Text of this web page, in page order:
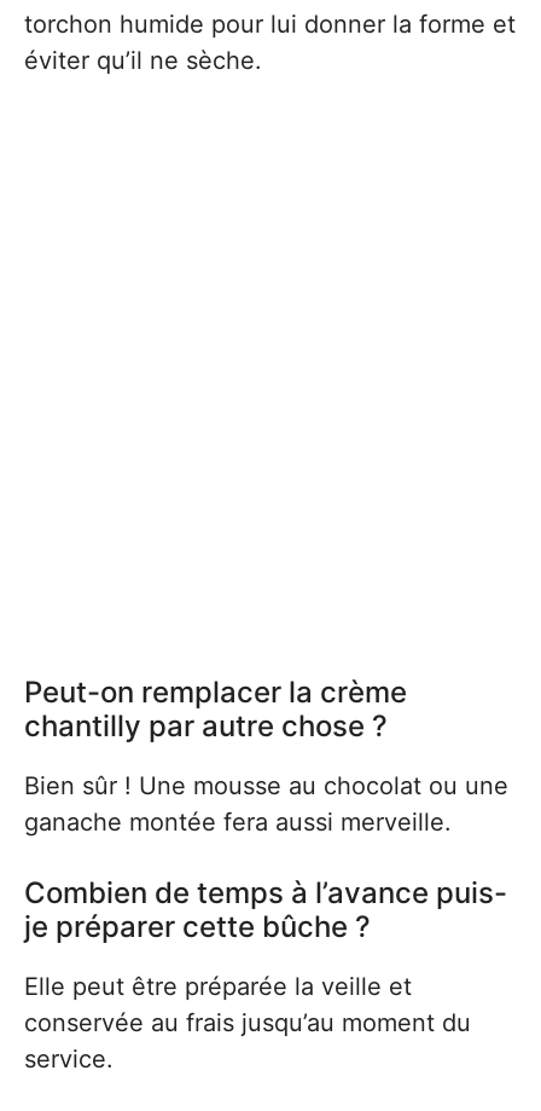
torchon humide pour lui donner la forme et
éviter qu’il ne sèche.
Peut-on remplacer la crème
chantilly par autre chose ?
Bien sûr ! Une mousse au chocolat ou une
ganache montée fera aussi merveille.
Combien de temps à l’avance puis-
je préparer cette bûche ?
Elle peut être préparée la veille et
conservée au frais jusqu’au moment du
service.